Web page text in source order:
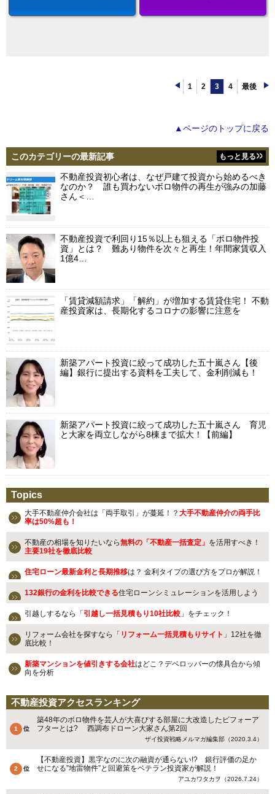
1 2 3 4 最後
▲ページのトップに戻る
このカテゴリーの最新記事 もっと見る
不動産投資初心者は、なぜ戸建て投資から始めるべき
なのか？ 誰も買わないボロ物件の再生が強みの加藤
さん＜…
不動産投資で利回り15％以上も狙える「ボロ物件投
資」とは？ 難あり物件を次々と再生！年間家賃収入
1億4…
「賃貸減額請求」「解約」が増加する賃貸住宅！ 不動
産投資家は、長期化するコロナの影響に注意を
新築アパート投資に絞って成功した五十嵐さん【後
編】銀行に提出する資料を工夫して、金利削減も！
新築アパート投資に絞って成功した五十嵐さん 育児
と大家を両立しながら8棟まで拡大！【前編】
Topics
大手不動産仲介会社は「両手取引」が蔓延！？ 大手不動産仲介の両手比
率は50%超も！
不動産の相場を知りたいなら無料の「不動産一括査定」 を活用すべき！
主要19社を徹底比較
住宅ローン最新金利と長期推移は？ 金利タイプの選び方をプロが解説！
132銀行の金利を比較できる住宅ローンシミュレーションを活用しよう
引越しするなら「 引越し一括見積もり10社比較 」をチェック！
リフォーム会社を探すなら「 リフォーム一括見積もりサイト 」12社を徹
底比較！
新築マンションを値引きする会社はどこ？デベロッパーの懐具合から傾
向を分析
不動産投資アクセスランキング
築48年のボロ物件を芸人が大喜びする部屋に大改造したビフォーア
フターとは? 西調布ドローン大家さん第2回
ザイ投資戦略メルマガ編集部（2020.3.4）
【不動産投資】黒字なのに次の融資が通らない!? 銀行評価の足か
せになる”地雷物件”と回避策をベテラン投資家が解説！
アユカワタカヲ（2026.7.24）